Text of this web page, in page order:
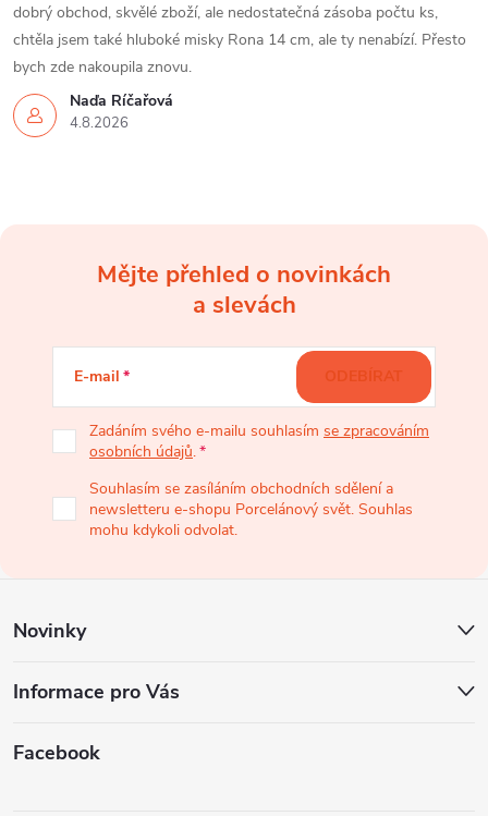
Naďa Říčařová
4.8.2026
dobrý obchod, skvělé zboží, ale nedostatečná zásoba počtu ks,
chtěla jsem také hluboké misky Rona 14 cm, ale ty nenabízí. Přesto
bych zde nakoupila znovu.
í
Mějte přehled o novinkách
a slevách
E-mail
Zadáním svého e-mailu souhlasím se zpracováním
osobních údajů.
Souhlasím se zasíláním obchodních sdělení a
newsletteru e-shopu Porcelánový svět. Souhlas
mohu kdykoli odvolat.
ODEBÍRAT
Novinky
Informace pro Vás
Facebook